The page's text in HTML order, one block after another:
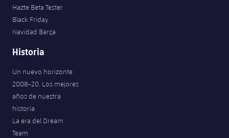
Hazte Beta Tester
Black Friday
Navidad Barça
Historia
Un nuevo horizonte
2008-20. Los mejores
años de nuestra
historia
La era del Dream
Team